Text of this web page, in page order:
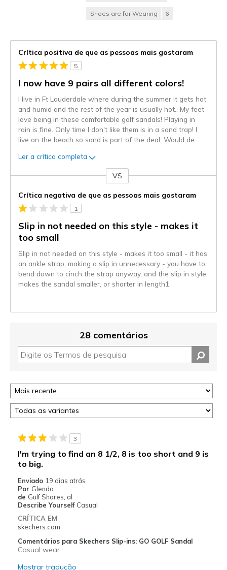
Shoes are for Wearing 6
Crítica positiva de que as pessoas mais gostaram
5
I now have 9 pairs all different colors!
I live in Ft Lauderdale where during the summer it gets hot
and humid and the rest of the year is usually hot.. My feet
love being in these comfortable golf sandals! Playing in
rain is fine. Only time I don't like them is in a sand trap! I
live on the beach so sand is part of the deal. Would de
Ler a crítica completa
VS
Crítica negativa de que as pessoas mais gostaram
1
Slip in not needed on this style - makes it
too small
Slip in not needed on this style - makes it too small - it has
an ankle strap, making a slip in unnecessary - you have to
bend down to cinch the strap anyway, and the slip in style
makes the sandal smaller, or shorter in length1
28 comentários
3
I'm trying to find an 8 1/2, 8 is too short and 9 is
to big.
Enviado 19 dias atrás
Por Glenda
de Gulf Shores, al
Describe Yourself Casual
CRÍTICA EM
skechers.com
Comentários para Skechers Slip-ins: GO GOLF Sandal
Casual wear
Mostrar tradução